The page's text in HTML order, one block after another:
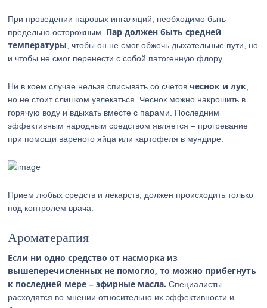
При проведении паровых ингаляций, необходимо быть
предельно осторожным. Пар должен быть средней
температуры , чтобы он не смог обжечь дыхательные пути, но
и чтобы не смог перенести с собой патогенную флору.
Ни в коем случае нельзя списывать со счетовчеснок и лук
но не стоит слишком увлекаться. Чеснок можно накрошить в
горячую воду и вдыхать вместе с парами. Последним
эффективным народным средством является – прогревание
при помощи вареного яйца или картофеля в мундире.
Прием любых средств и лекарств, должен происходить только
под контролем врача.
Ароматерапия
Если ни одно средство от насморка из
вышеперечисленных не помогло, то можно прибегнуть
к последней мере – эфирные масла. Специалисты
расходятся во мнении относительно их эффективности и